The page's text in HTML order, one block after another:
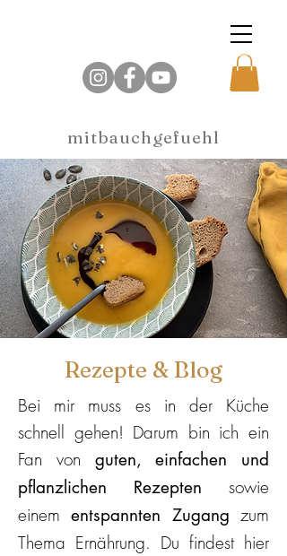
mitbauchgefuehl
Rezepte & Blog
Bei mir muss es in der Küche
schnell gehen! Darum bin ich ein
Fan von guten, einfachen und
pflanzlichen Rezepten sowie
einementspannten Zugang zum
Thema Ernährung. Du findest hier